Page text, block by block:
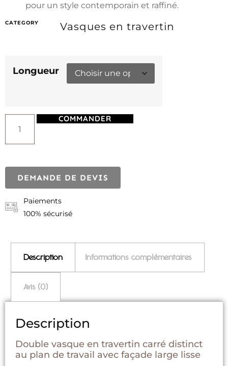
pour un style contemporain et raffiné.
CATEGORY Vasques en travertin
Longueur
COMMANDER
DEMANDE DE DEVIS
Paiements
100% sécurisé
Description Informations complémentaires
Avis (0)
Description
Double vasque en travertin carré distinct
au plan de travail avec façade large lisse